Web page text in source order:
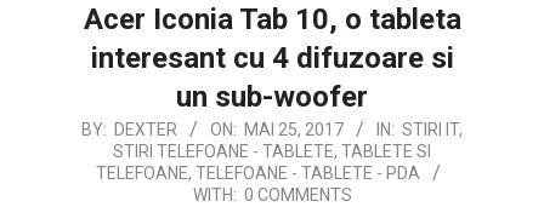
Acer Iconia Tab 10, o tableta
interesant cu 4 difuzoare si
un sub-woofer
2017-
BY: DEXTER ON: MAI 25, 2017 IN: STIRI IT,
STIRI TELEFOANE - TABLETE, TABLETE SI
TELEFOANE, TELEFOANE - TABLETE - PDA
WITH: 0 COMMENTS